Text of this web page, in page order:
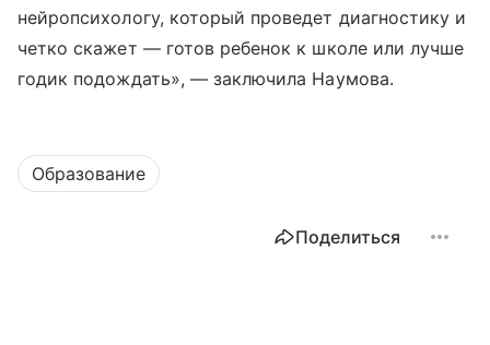
нейропсихологу, который проведет диагностику и
четко скажет — готов ребенок к школе или лучше
годик подождать», — заключила Наумова.
Образование
Поделиться